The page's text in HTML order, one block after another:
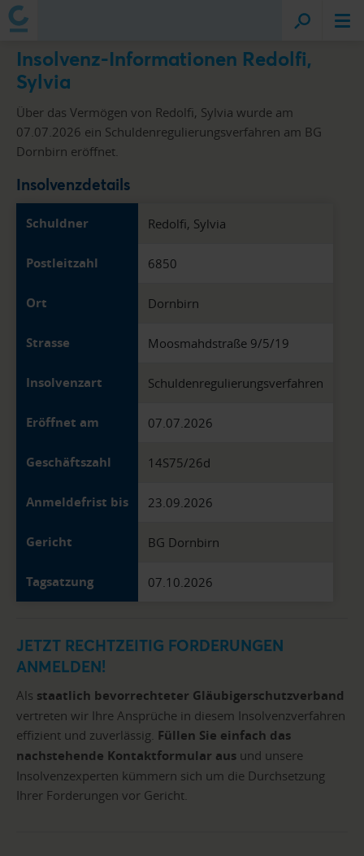
Insolvenz-Informationen Redolfi,
Sylvia
Über das Vermögen von Redolfi, Sylvia wurde am
07.07.2026 ein Schuldenregulierungsverfahren am BG
Dornbirn eröffnet.
Insolvenzdetails
Schuldner Redolfi, Sylvia
Postleitzahl 6850
Ort Dornbirn
Strasse Moosmahdstraße 9/5/19
Insolvenzart Schuldenregulierungsverfahren
Eröffnet am 07.07.2026
Geschäftszahl 14S75/26d
Anmeldefrist bis 23.09.2026
Gericht BG Dornbirn
Tagsatzung 07.10.2026
JETZT RECHTZEITIG FORDERUNGEN
ANMELDEN!
Als staatlich bevorrechteter Gläubigerschutzverband
vertreten wir Ihre Ansprüche in diesem Insolvenzverfahren
effizient und zuverlässig. Füllen Sie einfach das
nachstehende Kontaktformular aus und unsere
Insolvenzexperten kümmern sich um die Durchsetzung
Ihrer Forderungen vor Gericht.